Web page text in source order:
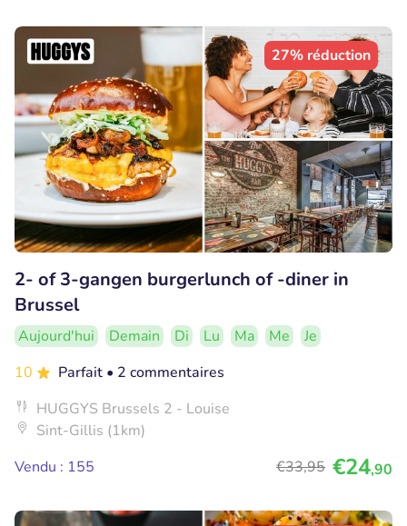
27% réduction
2- of 3-gangen burgerlunch of -diner in
Brussel
Aujourd'hui Demain Di Lu Ma Me
Je
10
Parfait • 2 commentaires
HUGGYS Brussels 2 - Louise
Sint-Gillis (1km)
Vendu : 155
€33,95 €24,90